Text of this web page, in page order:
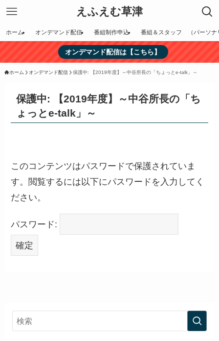
えふえむ草津
ホーム オンデマンド配信 番組制作申込 番組＆スタッフ （パーソナ
オンデマンド配信は【こちら】
ホーム オンデマンド配信 保護中: 【2019年度】～中谷所長の「ちょっとe-talk」～
保護中: 【2019年度】～中谷所長の「ち
ょっとe-talk」～
このコンテンツはパスワードで保護されていま
す。閲覧するには以下にパスワードを入力してく
ださい。
パスワード: